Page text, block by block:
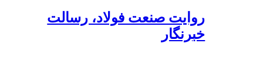
روایت صنعت فولاد،‌ رسالت
خبرنگار